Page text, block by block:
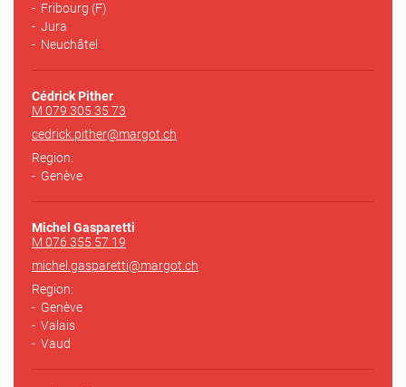
Fribourg (F)
Jura
Neuchâtel
Cédrick Pither
M 079 305 35 73
cedrick.pither@margot .ch
Region:
Genève
Michel Gasparetti
M 076 355 57 19
michel.gasparetti@margot .ch
Region:
Genève
Valais
Vaud